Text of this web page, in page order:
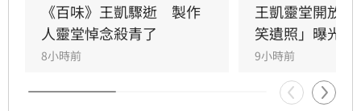
助，演藝圈大姐大邱瓈寬展現義氣，主動承擔治
喪事宜並指派Jeff全程留守，陪伴王凱走完人生
最後一程。這場深厚的兄弟情誼與邱瓈寬的溫暖
義舉，成為家屬在面臨驟變時最堅強的後盾，各
界也紛紛對這
《百味》王凱驟逝　製作
人靈堂悼念殺青了
8小時前
王凱靈堂開放
笑遺照」曝光
9小時前